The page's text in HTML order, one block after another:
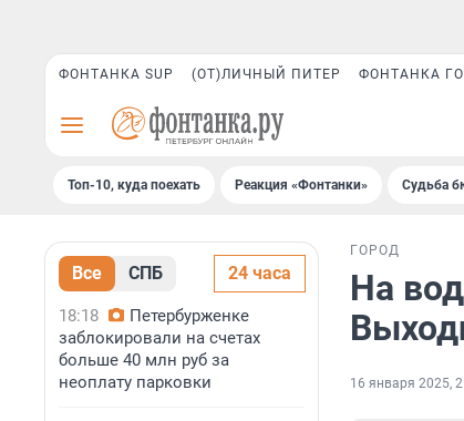
ФОНТАНКА SUP (ОТ)ЛИЧНЫЙ ПИТЕР ФОНТАНКА ГО
Топ-10, куда поехать Реакция «Фонтанки» Судьба
Все СПБ 24 часа
18:18
Петербурженке
заблокировали на счетах
больше 40 млн руб за
неоплату парковки
ГОРОД
На
16 января 2025,